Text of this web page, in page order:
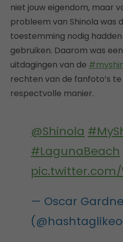
niet jouw eigendom, maar
probleem van Shinola was
toestemming nodig
gebruiken. Daarom was
uitdagingen van de
rechten van de fanfoto’s
respectvolle manier.
@Shinola
#LagunaBeach
pic.twitter.com/
— Oscar